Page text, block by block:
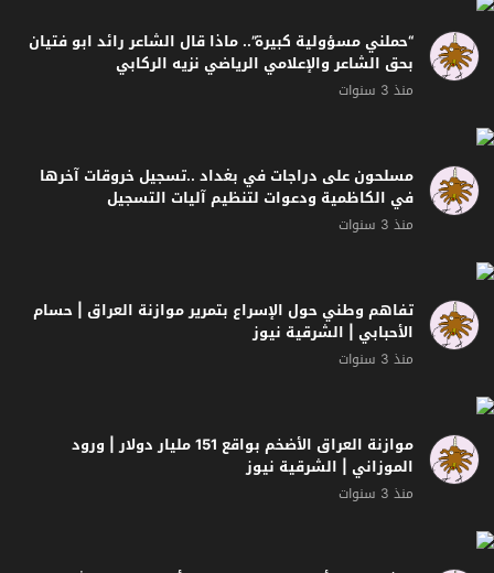
الأحبابي | الشرقية نيوز
منذ 3 سنوات
الموزاني | الشرقية نيوز
منذ 3 سنوات
الشماعية يروي ما حدث للمرضى أثناء سقوط النظام عام
2003
منذ 3 سنوات
لاعدام الوحوش البشرية
منذ 3 سنوات